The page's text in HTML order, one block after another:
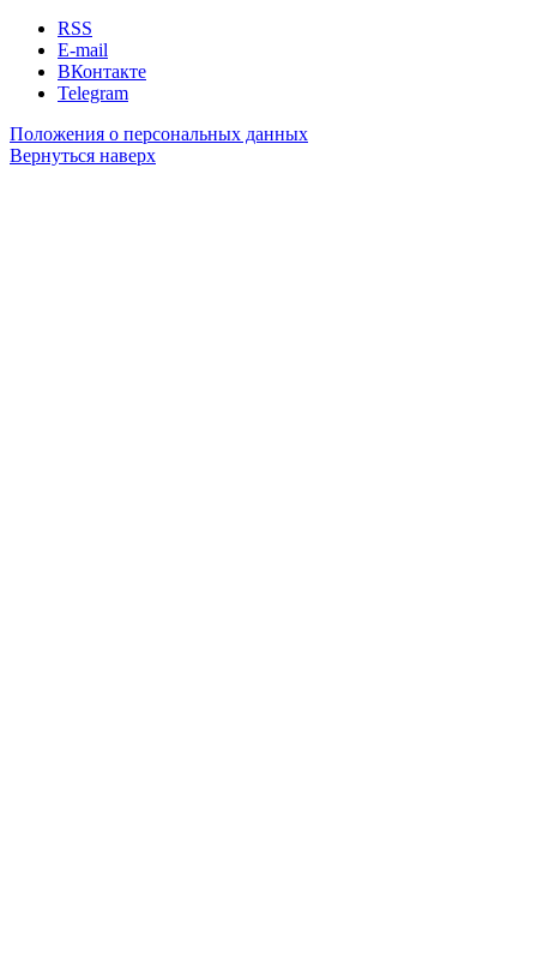
RSS
E-mail
ВКонтакте
Telegram
Положения о персональных данных
Вернуться наверх